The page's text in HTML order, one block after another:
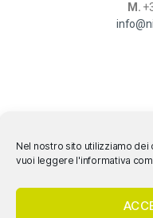
Nel nostro sito utilizziamo
vuoi leggere l'informativa
M.